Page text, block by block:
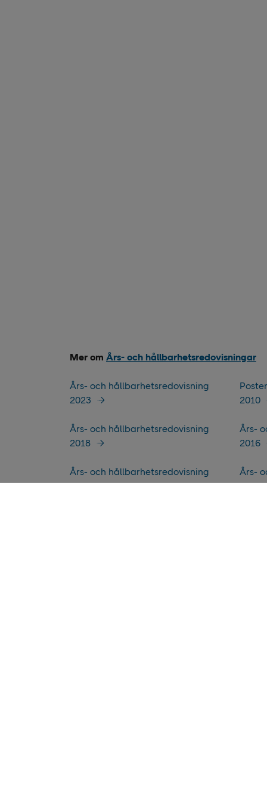
Mer om Års- och hållbarhetsredovisningar
Års- och hållbarhetsredovisning
2023
2010
Års- och hållbarhetsredovisning
2018
Års-
2016
Års- och hållbarhetsredovisning
2021
Års-
2019